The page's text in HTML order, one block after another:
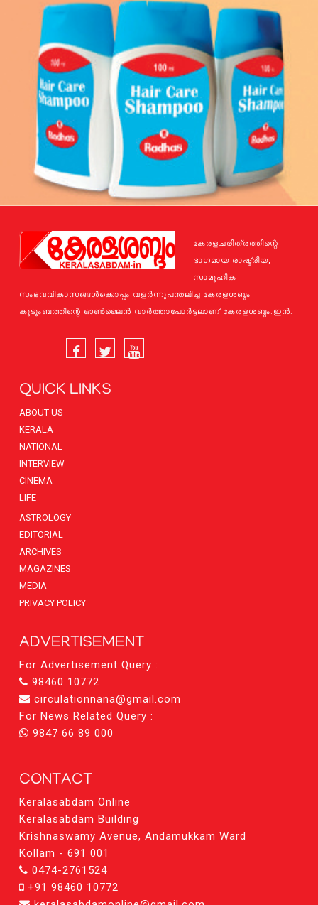
കേരളചരിത്രത്തിന്റെ
ഭാഗമായ രാഷ്ട്രീയ,
സാമൂഹിക
സംഭവവികാസങ്ങള്‍ക്കൊപ്പം വളര്‍ന്നുപന്തലിച്ച കേരളശബ്ദം
കുടുംബത്തിന്റെ ഓണ്‍ലൈന്‍ വാര്‍ത്താപോര്‍ട്ടലാണ് കേരളശബ്ദം.ഇന്‍.
QUICK LINKS
ABOUT US
KERALA
NATIONAL
INTERVIEW
CINEMA
LIFE
ASTROLOGY
EDITORIAL
ARCHIVES
MAGAZINES
MEDIA
PRIVACY POLICY
ADVERTISEMENT
For Advertisement Query :
98460 10772
circulationnana@gmail.com
For News Related Query :
9847 66 89 000
CONTACT
Keralasabdam Online
Keralasabdam Building
Krishnaswamy Avenue, Andamukkam Ward
Kollam - 691 001
0474-2761524
+91 98460 10772